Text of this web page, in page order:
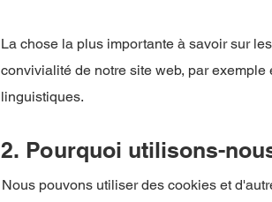
La chose la plus importante à savoir sur
convivialité de notre site web, par
linguistiques.
2. Pourquoi utilisons-
Nous pouvons utiliser des cookies et